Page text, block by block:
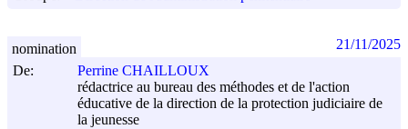
De:
Perrine CHAILLOUX
rédactrice au bureau des méthodes et de l'action
éducative de la direction de la protection judiciaire de
la jeunesse
nomination 21/11/2025